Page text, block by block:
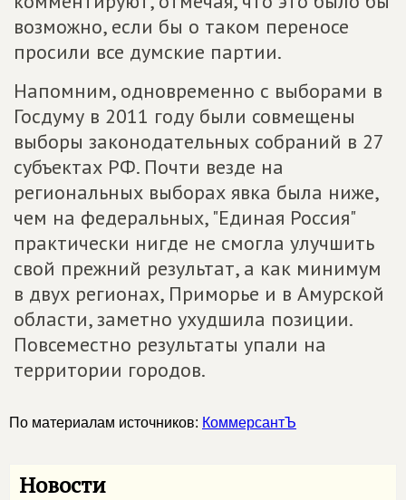
возможно, если бы о таком переносе
просили все думские партии.
Напомним, одновременно с выборами в
Госдуму в 2011 году были совмещены
выборы законодательных собраний в 27
субъектах РФ. Почти везде на
региональных выборах явка была ниже,
чем на федеральных, "Единая Россия"
практически нигде не смогла улучшить
свой прежний результат, а как минимум
в двух регионах, Приморье и в Амурской
области, заметно ухудшила позиции.
Повсеместно результаты упали на
территории городов.
По материалам источников: КоммерсантЪ
Новости